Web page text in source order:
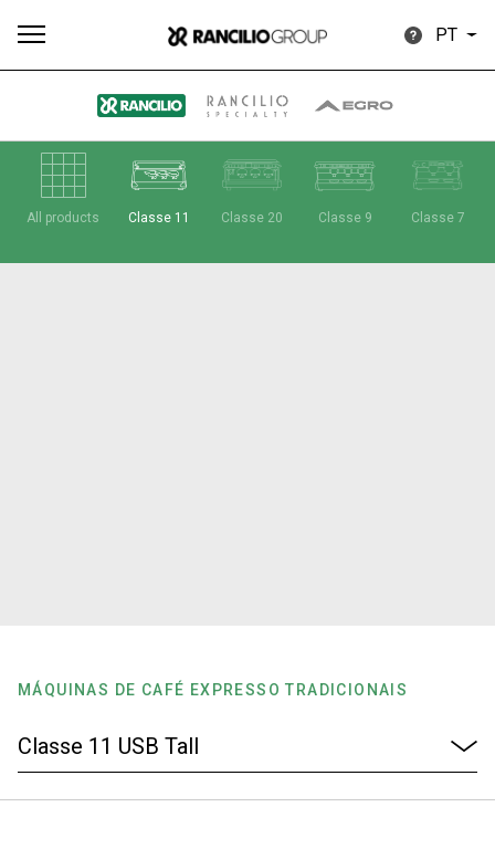
PT
All products Classe 11 Classe 20 Classe 9 Classe 7
MÁQUINAS DE CAFÉ EXPRESSO TRADICIONAIS
Todos Produtos Notícias Descarregar Mais
Nossos laboratórios
Sustentabilidade